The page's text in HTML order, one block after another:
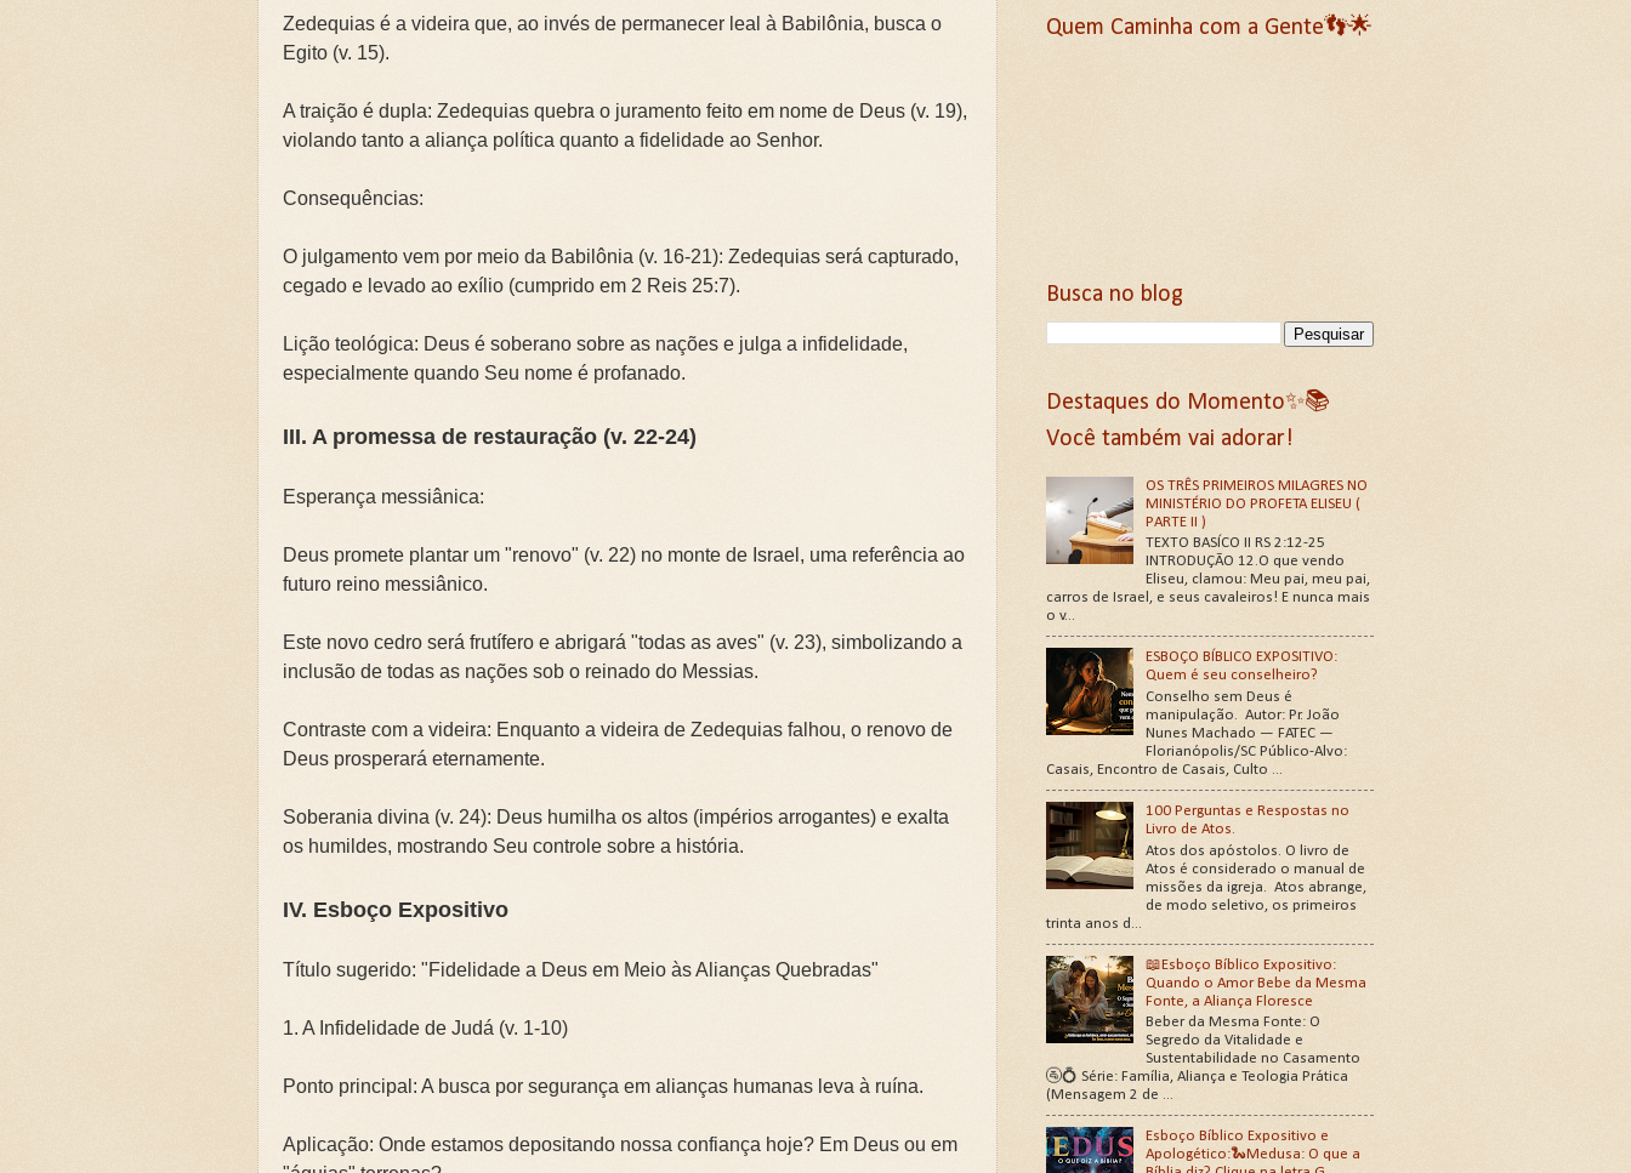
Zedequias é a videira que, ao invés de permanecer leal à Babilônia, busca o
Egito (v. 15).
A traição é dupla: Zedequias quebra o juramento feito em nome de Deus (v. 19),
violando tanto a aliança política quanto a fidelidade ao Senhor.
Consequências:
O julgamento vem por meio da Babilônia (v. 16-21): Zedequias será capturado,
cegado e levado ao exílio (cumprido em 2 Reis 25:7).
Lição teológica: Deus é soberano sobre as nações e julga a infidelidade,
especialmente quando Seu nome é profanado.
III. A promessa de restauração (v. 22-24)
Esperança messiânica:
Deus promete plantar um "renovo" (v. 22) no monte de Israel, uma referência ao
futuro reino messiânico.
Este novo cedro será frutífero e abrigará "todas as aves" (v. 23), simbolizando a
inclusão de todas as nações sob o reinado do Messias.
Contraste com a videira: Enquanto a videira de Zedequias falhou, o renovo de
Deus prosperará eternamente.
Soberania divina (v. 24): Deus humilha os altos (impérios arrogantes) e exalta
os humildes, mostrando Seu controle sobre a história.
IV. Esboço Expositivo
Título sugerido: "Fidelidade a Deus em Meio às Alianças Quebradas"
1. A Infidelidade de Judá (v. 1-10)
Ponto principal: A busca por segurança em alianças humanas leva à ruína.
Aplicação: Onde estamos depositando nossa confiança hoje? Em Deus ou em
Quem Caminha com a Gente👣🌟
Busca no blog
Destaques do Momento✨📚
Você também vai adorar!
OS TRÊS PRIMEIROS MILAGRES NO
MINISTÉRIO DO PROFETA ELISEU (
PARTE II )
TEXTO BASÍCO II RS 2:12-25
INTRODUÇÃO 12.O que vendo
Eliseu, clamou: Meu pai, meu pai,
carros de Israel, e seus cavaleiros! E nunca mais
o v...
ESBOÇO BÍBLICO EXPOSITIVO:
Quem é seu conselheiro?
Conselho sem Deus é
manipulação. Autor: Pr. João
Nunes Machado — FATEC —
Florianópolis/SC Público-Alvo:
Casais, Encontro de Casais, Culto ...
100 Perguntas e Respostas no
Livro de Atos.
Atos dos apóstolos. O livro de
Atos é considerado o manual de
missões da igreja. Atos abrange,
de modo seletivo, os primeiros
trinta anos d...
📖Esboço Bíblico Expositivo:
Quando o Amor Bebe da Mesma
Fonte, a Aliança Floresce
Beber da Mesma Fonte: O
Segredo da Vitalidade e
Sustentabilidade no Casamento
🚰💍 Série: Família, Aliança e Teologia Prática
(Mensagem 2 de ...
Esboço Bíblico Expositivo e
Apologético:🐍Medusa: O que a